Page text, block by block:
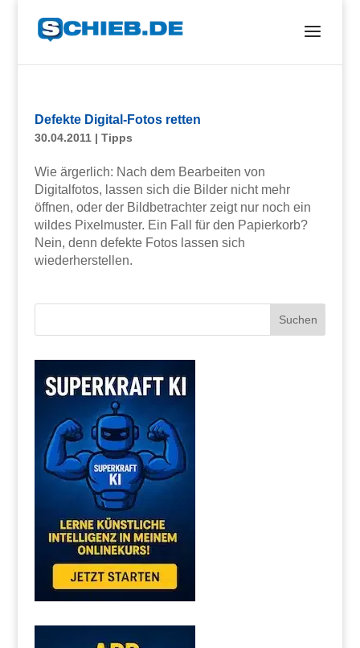
Defekte Digital-Fotos retten
30.04.2011| Tipps
Wie ärgerlich: Nach dem Bearbeiten von
Digitalfotos, lassen sich die Bilder nicht mehr
öffnen, oder der Bildbetrachter zeigt nur noch ein
wildes Pixelmuster. Ein Fall für den Papierkorb?
Nein, denn defekte Fotos lassen sich
wiederherstellen.